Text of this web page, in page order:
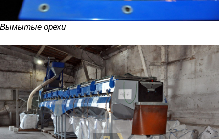
Вымытые орехи